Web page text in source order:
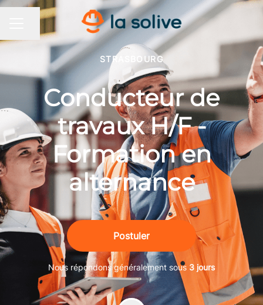
MENU CARRIÈRE
Partager la page
STRASBOURG
Conducteur de
travaux H/F -
Formation en
alternance
Postuler
Nous répondons généralement sous 3 jours